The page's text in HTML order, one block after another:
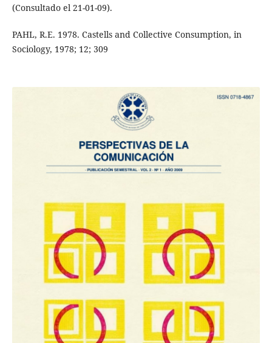
(Consultado el 21-01-09).
PAHL, R.E. 1978. Castells and Collective Consumption, in
Sociology, 1978; 12; 309